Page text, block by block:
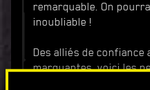
remarquable. On
inoubliable !
Des alliés de confiance
marquantes, voici les